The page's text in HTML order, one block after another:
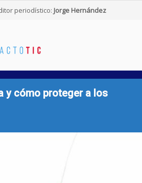
periodístico: Jorge Hernández
y cómo proteger a los